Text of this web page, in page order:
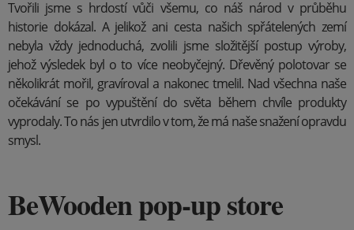
Tvořili jsme s hrdostí vůči všemu, co náš národ v průběhu
historie dokázal. A jelikož ani cesta našich spřátelených zemí
nebyla vždy jednoduchá, zvolili jsme složitější postup výroby,
jehož výsledek byl o to více neobyčejný. Dřevěný polotovar se
několikrát mořil, gravíroval a nakonec tmelil. Nad všechna naše
očekávání se po vypuštění do světa během chvíle produkty
vyprodaly. To nás jen utvrdilo v tom, že má naše snažení opravdu
smysl.
BeWooden pop-up store